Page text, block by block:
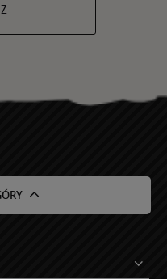
będą na
Rozporządzenia, w
przetwarzania
wobec przetwarzania
skargi do organu